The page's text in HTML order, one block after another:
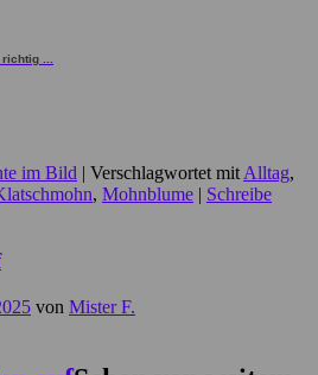
...
im Bild | Verschlagwortet mit Alltag,
, Mohnblume | Schreibe
von Mister F.